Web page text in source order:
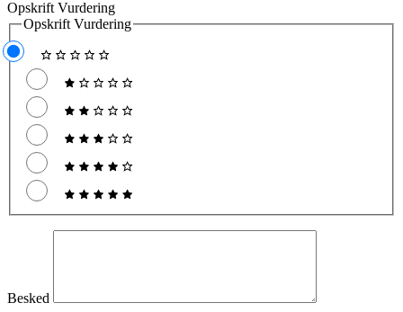
Opskrift Vurdering
Opskrift Vurdering
Besked